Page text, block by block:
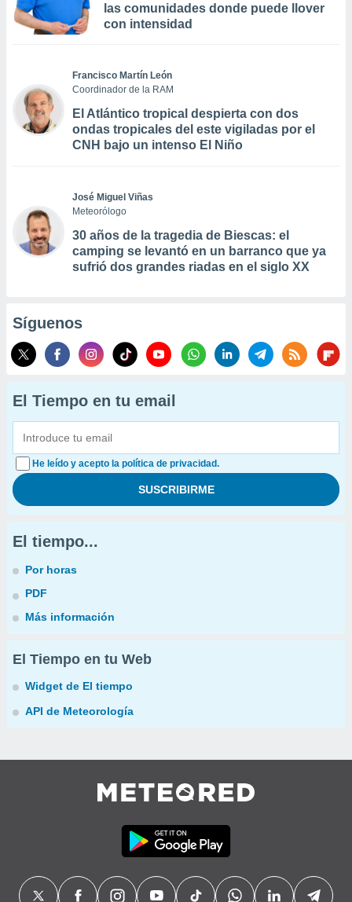
las comunidades donde puede llover
con intensidad
Francisco Martín León
Coordinador de la RAM
El Atlántico tropical despierta con dos
ondas tropicales del este vigiladas por el
CNH bajo un intenso El Niño
José Miguel Viñas
Meteorólogo
30 años de la tragedia de Biescas: el
camping se levantó en un barranco que ya
sufrió dos grandes riadas en el siglo XX
Síguenos
El Tiempo en tu email
He leído y acepto la política de privacidad.
El tiempo...
Por horas
PDF
Más información
El Tiempo en tu Web
Widget de El tiempo
API de Meteorología